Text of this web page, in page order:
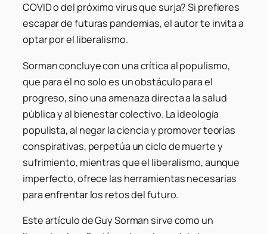
COVID o del próximo virus que surja? Si prefieres
escapar de futuras pandemias, el autor te invita a
optar por el liberalismo.
Sorman concluye con una crítica al populismo,
que para él no solo es un obstáculo para el
progreso, sino una amenaza directa a la salud
pública y al bienestar colectivo. La ideología
populista, al negar la ciencia y promover teorías
conspirativas, perpetúa un ciclo de muerte y
sufrimiento, mientras que el liberalismo, aunque
imperfecto, ofrece las herramientas necesarias
para enfrentar los retos del futuro.
Este artículo de Guy Sorman sirve como un